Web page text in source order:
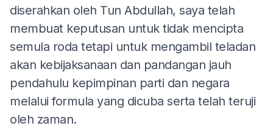
diserahkan oleh Tun Abdullah, saya telah
membuat keputusan untuk tidak mencipta
semula roda tetapi untuk mengambil teladan
akan kebijaksanaan dan pandangan jauh
pendahulu kepimpinan parti dan negara
melalui formula yang dicuba serta telah teruji
oleh zaman.